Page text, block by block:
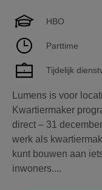
HBO
Parttime
Tijdelijk
Lumens is voor
Kwartiermaker
direct – 31
werk als
kunt bouwen aan
inwoners....